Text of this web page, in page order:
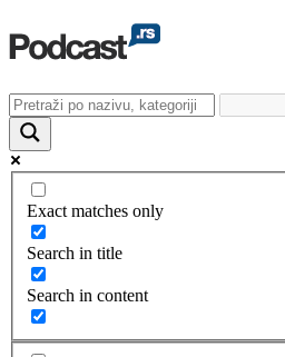
Exact matches only
Search in title
Search in content